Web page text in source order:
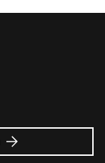
zu
Mozilla